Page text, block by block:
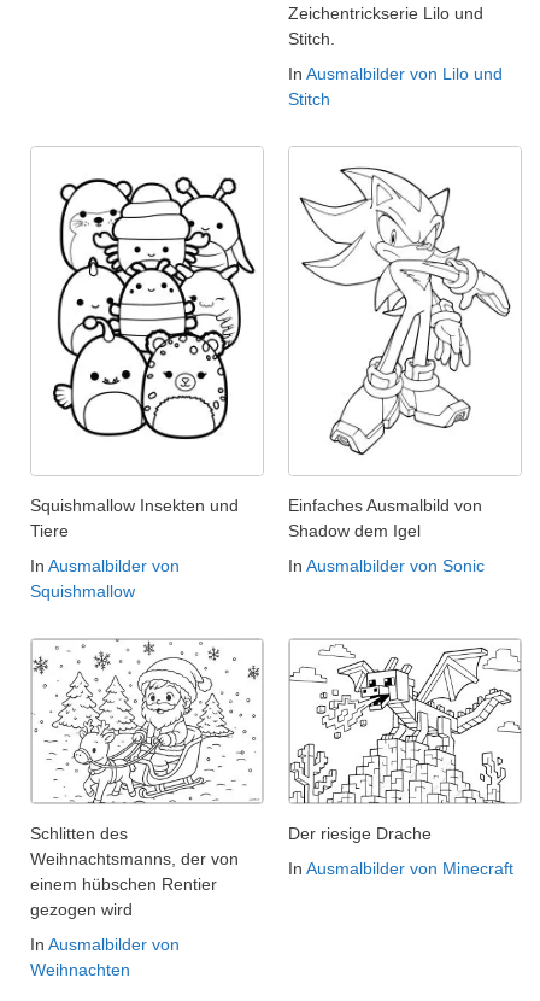
Zeichentrickserie Lilo und
Stitch.
In Ausmalbilder von Lilo und
Stitch
Squishmallow Insekten und
Tiere
In Ausmalbilder von
Squishmallow
Einfaches Ausmalbild von
Shadow dem Igel
In Ausmalbilder von Sonic
Schlitten des
Weihnachtsmanns, der von
einem hübschen Rentier
gezogen wird
In Ausmalbilder von
Weihnachten
Der riesige Drache
In Ausmalbilder von Minecraft